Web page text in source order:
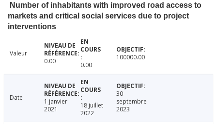
Number of inhabitants with improved road access to
markets and critical social services due to project
interventions
Valeur
0.00
0.00
100000.00
Date
1 janvier
2021
18 juillet
2022
30
septembre
2023